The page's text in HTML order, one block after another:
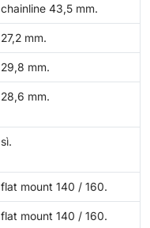
chainline 43,5 mm.
27,2 mm.
29,8 mm.
28,6 mm.
sì.
flat mount 140 / 160.
flat mount 140 / 160.